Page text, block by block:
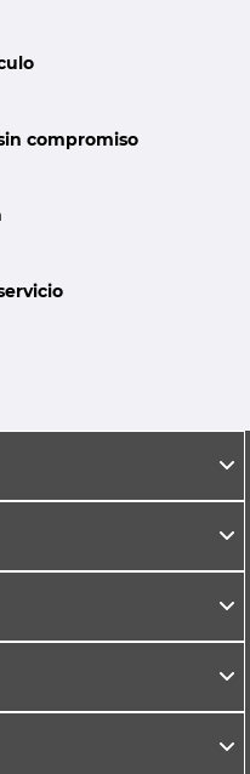
compromiso